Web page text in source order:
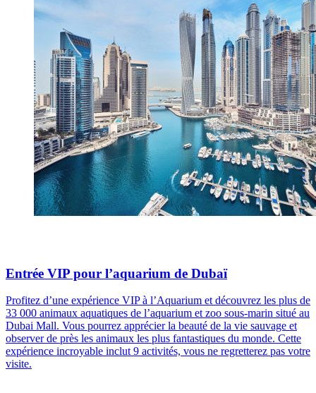
Entrée VIP pour l’aquarium de Dubaï
Profitez d’une expérience VIP à l’Aquarium et découvrez les plus de
33 000 animaux aquatiques de l’aquarium et zoo sous-marin situé au
Dubai Mall. Vous pourrez apprécier la beauté de la vie sauvage et
observer de près les animaux les plus fantastiques du monde. Cette
expérience incroyable inclut 9 activités, vous ne regretterez pas votre
visite.